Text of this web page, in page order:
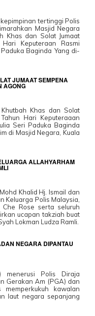
tertinggi Polis
Masjid Negara
Khas dan Solat Jumaat
Keputeraan Rasmi
Baginda Yang di-
JUMAAT SEMPENA
AGONG
Khas dan Solat
Hari Keputeraaan
Seri Paduka Baginda
di Masjid Negara, Kuala
ALLAHYARHAM
Khalid Hj. Ismail dan
Keluarga Polis Malaysia,
Rose serta seluruh
ucapan takziah buat
Lokman Ludza Ramli.
NEGARA DIPANTAU
menerusi Polis Diraja
Gerakan Am (PGA) dan
kawalan
laut negara sepanjang